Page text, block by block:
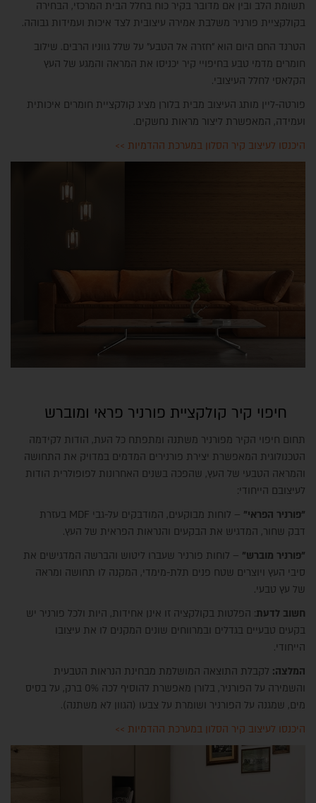
תשומת הלב ובין אם מדובר בקיר כוח בחלל הבית המרכזי, הבחירה
בקולקציית פורניר משלבת אמירה עיצובית לצד איכות ועמידות גבוהה.
הטרנד החם היום הוא "חזרה אל הטבע" על שלל גווניו הרבים. שילוב
חומרים מדמי טבע בחיפויי קיר יכניסו את המראה והמגע של העץ
הקלאסי לחלל העיצובי.
פורטה-ליין מותג העיצוב מבית בלורן מציג קולקציית חומרים איכותית
ועמידה, המאפשרת ליצור מראות נחשקים.
היכנסו לעיצוב קיר הסלון במערכת ההדמיות >>
חיפוי קיר קולקציית פורניר פראי ומוברש
תחום חיפוי הקיר מפורניר משתנה ומתפתח כל העת, הודות לקידמה
הטכנולוגית המאפשרת יצירת פורנירים המדמים במדויק את התחושה
והמראה הטבעי של העץ, שהפכה בשנים האחרונות לפופולרית הודות
לעיצובם הייחודי:
"פורניר הפראי"
– לוחות מבוקעים, המודבקים על-גבי MDF בעזרת
דבק שחור, המדגיש את הבקעים והנראות הפראית של העץ.
"פורניר מוברש" – לוחות פורניר שעברו ליטוש והברשה המדגישים את
סיבי העץ ויוצרים שטח פנים תלת-מימדי, המקנה לו תחושה ומראה
של עץ טבעי.
חשוב לדעת: הפלטות בקולקציה זו אינן אחידות, היות ולכל פורניר יש
בקעים טבעיים בגדלים ובמרווחים שונים המקנים לו את עיצובו
הייחודי.
המלצה: לקבלת התוצאה המושלמת מבחינת הנראות הטבעית
והשמירה על הפורניר, בלורן מאפשרת להוסיף לכה 0% ברק, על בסיס
מים, שמגנה על הפורניר ושומרת על צבעו (הגוון לא משתנה).
היכנסו לעיצוב קיר הסלון במערכת ההדמיות >>